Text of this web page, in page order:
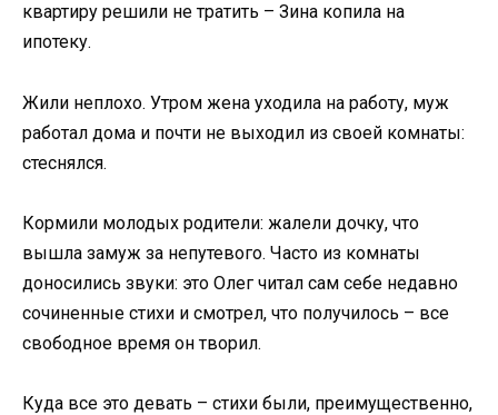
квартиру решили не тратить – Зина копила на
ипотеку.
Жили неплохо. Утром жена уходила на работу, муж
работал дома и почти не выходил из своей комнаты:
стеснялся.
Кормили молодых родители: жалели дочку, что
вышла замуж за непутевого. Часто из комнаты
доносились звуки: это Олег читал сам себе недавно
сочиненные стихи и смотрел, что получилось – все
свободное время он творил.
Куда все это девать – стихи были, преимущественно,